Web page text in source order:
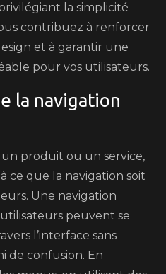
la simplicité
contribuez à renforcer
et à garantir une
pour vos utilisateurs.
la navigation
produit ou un service,
ce que la navigation soit
Une navigation
peuvent se
l’interface sans
de confusion. En